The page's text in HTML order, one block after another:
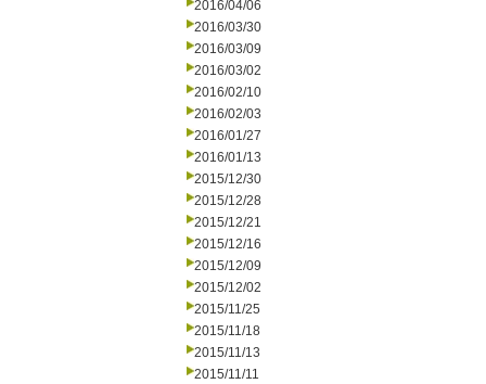
2016/04/06
2016/03/30
2016/03/09
2016/03/02
2016/02/10
2016/02/03
2016/01/27
2016/01/13
2015/12/30
2015/12/28
2015/12/21
2015/12/16
2015/12/09
2015/12/02
2015/11/25
2015/11/18
2015/11/13
2015/11/11